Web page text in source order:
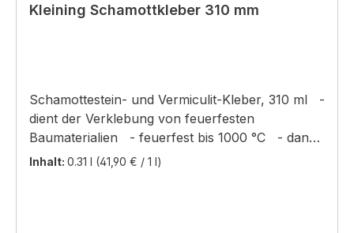
Kleining Schamottkleber 310 mm
Schamottestein- und Vermiculit-Kleber, 310 ml -
dient der Verklebung von feuerfesten
Baumaterialien - feuerfest bis 1000 °C - dank
Kartusche optimal dosierbar - Mischung aus
Inhalt: 0.31 l (41,90 € / 1 l)